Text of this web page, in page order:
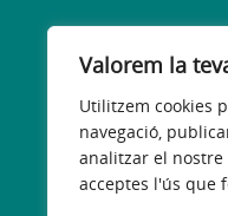
Valorem la
Utilitzem cookies
navegació,
analitzar el
acceptes l'ús que
Horari
De dilluns a
Avís legal